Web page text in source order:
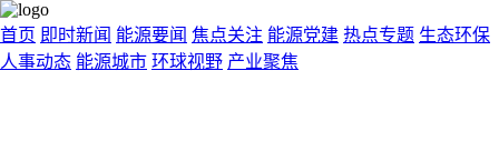
首页 即时新闻 能源要闻 焦点关注 能源党建 热点专题 生态环保
人事动态 能源城市 环球视野 产业聚焦